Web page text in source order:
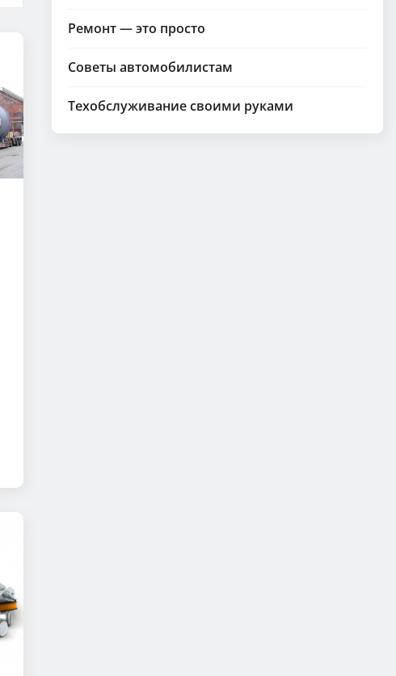
Ремонт — это просто
Советы автомобилистам
Техобслуживание своими руками